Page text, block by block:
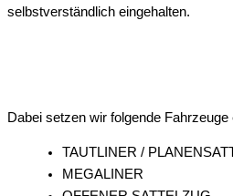
selbstverständlich eingehalten.
Dabei setzen wir folgende Fahrzeuge
TAUTLINER /
MEGALINER